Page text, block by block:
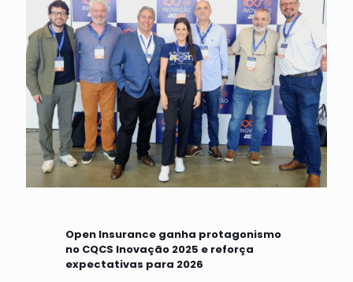
Open Insurance ganha protagonismo
no CQCS Inovação 2025 e reforça
expectativas para 2026